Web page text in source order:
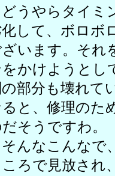
うやらタイミ
して、ボロボ
ざいます。それ
をかけようとし
の部分も壊れて
と、修理のた
そうですわ。
んなこんなで
ころで見放され